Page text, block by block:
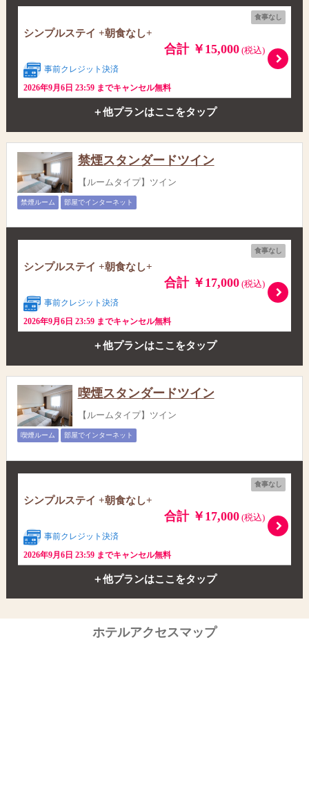
食事なし
シンプルステイ +朝食なし+
合計 ￥15,000(税込)
事前クレジット決済
2026年9月6日 23:59 までキャンセル無料
＋他プランはここをタップ
禁煙スタンダードツイン
【ルームタイプ】ツイン
禁煙ルーム 部屋でインターネット
食事なし
シンプルステイ +朝食なし+
合計 ￥17,000(税込)
事前クレジット決済
2026年9月6日 23:59 までキャンセル無料
＋他プランはここをタップ
喫煙スタンダードツイン
【ルームタイプ】ツイン
喫煙ルーム 部屋でインターネット
食事なし
シンプルステイ +朝食なし+
合計 ￥17,000(税込)
事前クレジット決済
2026年9月6日 23:59 までキャンセル無料
＋他プランはここをタップ
ホテルアクセスマップ